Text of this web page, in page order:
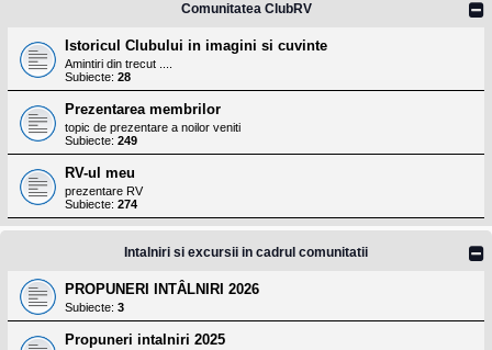
Comunitatea ClubRV
Istoricul Clubului in imagini si cuvinte
Amintiri din trecut ....
Subiecte: 28
Prezentarea membrilor
topic de prezentare a noilor veniti
Subiecte: 249
RV-ul meu
prezentare RV
Subiecte: 274
Intalniri si excursii in cadrul comunitatii
PROPUNERI INTÂLNIRI 2026
Subiecte: 3
Propuneri intalniri 2025